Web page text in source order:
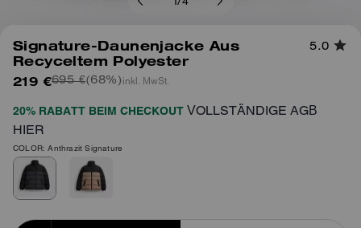
/4
Signature-Daunenjacke Aus
Recyceltem Polyester
5.0
219 €695 €(68%) inkl. MwSt.
20% RABATT BEIM CHECKOUT VOLLSTÄNDIGE AGB
HIER
COLOR: Anthrazit Signature